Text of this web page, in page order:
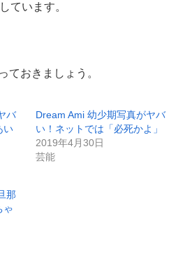
ています。
ておきましょう。
バ
い
Dream Ami 幼少期写真がヤバ
い！ネットでは「必死かよ」
2019年4月30日
芸能
那
ゃ